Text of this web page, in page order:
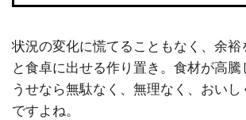
状況の変化に慌てることもなく、余裕
と食卓に出せる作り置き。食材が高
うせなら無駄なく、無理なく、おい
ですよね。